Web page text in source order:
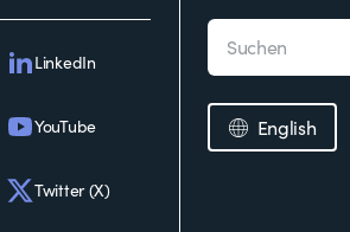
LinkedIn
YouTube
Twitter (X)
English